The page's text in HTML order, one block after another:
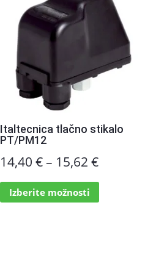
Italtecnica tlačno stikalo
PT/PM12
14,40€– 15,62€Cenovni
razpon:
od
Izberite možnosti
Ta